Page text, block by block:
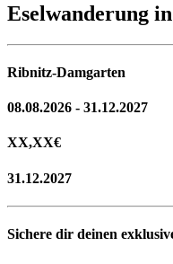
Eselwanderung
Ribnitz-Damgarten
08.08.2026 - 31.12.2027
XX,XX€
31.12.2027
Sichere dir deinen